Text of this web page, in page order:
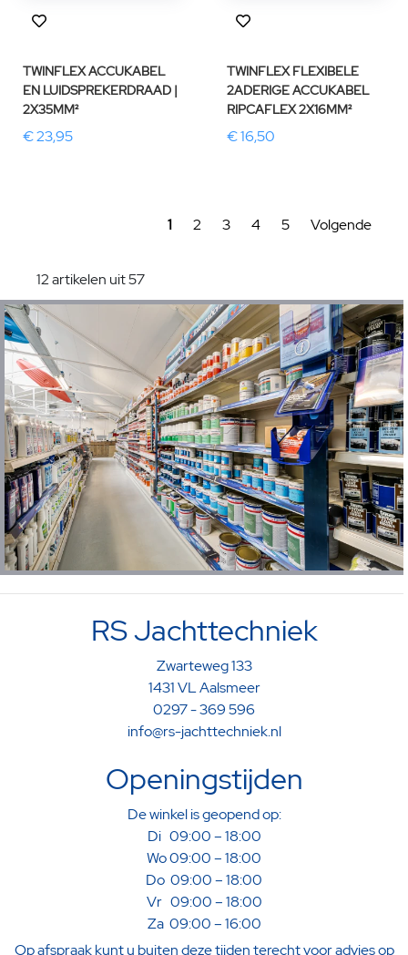
TWINFLEX ACCUKABEL
EN LUIDSPREKERDRAAD |
2X35MM²
€ 23,95
TWINFLEX FLEXIBELE
2ADERIGE ACCUKABEL
RIPCAFLEX 2X16MM²
€ 16,50
1 2 3 4 5 Volgende
12 artikelen uit 57
RS Jachttechniek
Zwarteweg 133
1431 VL Aalsmeer
0297 - 369 596
info@rs-jachttechniek.nl
Openingstijden
De winkel is geopend op:
Di 09:00 – 18:00
Wo 09:00 – 18:00
Do 09:00 – 18:00
Vr 09:00 – 18:00
Za 09:00 – 16:00
Op afspraak kunt u buiten deze tijden terecht voor advies op